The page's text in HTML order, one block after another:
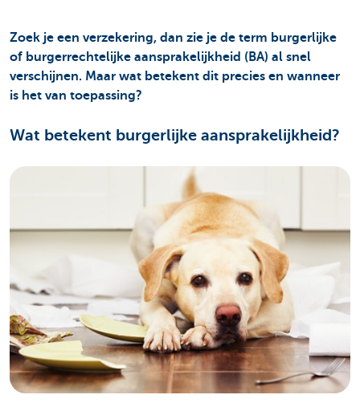
Zoek je een verzekering, dan zie je de term burgerlijke
of burgerrechtelijke aansprakelijkheid (BA) al snel
verschijnen. Maar wat betekent dit precies en wanneer
is het van toepassing?
Wat betekent burgerlijke aansprakelijkheid?